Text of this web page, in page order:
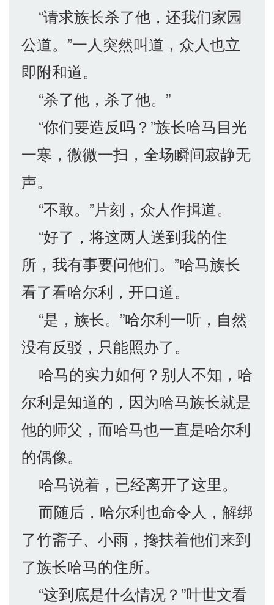
“请求族长杀了他，还我们家园
公道。”一人突然叫道，众人也立
即附和道。
“杀了他，杀了他。”
“你们要造反吗？”族长哈马目光
一寒，微微一扫，全场瞬间寂静无
声。
“不敢。”片刻，众人作揖道。
“好了，将这两人送到我的住
所，我有事要问他们。”哈马族长
看了看哈尔利，开口道。
“是，族长。”哈尔利一听，自然
没有反驳，只能照办了。
哈马的实力如何？别人不知，哈
尔利是知道的，因为哈马族长就是
他的师父，而哈马也一直是哈尔利
的偶像。
哈马说着，已经离开了这里。
而随后，哈尔利也命令人，解绑
了竹斋子、小雨，搀扶着他们来到
了族长哈马的住所。
“这到底是什么情况？”叶世文看